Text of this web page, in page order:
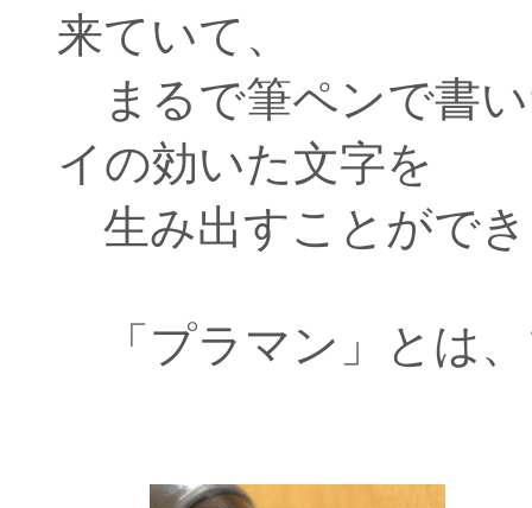
来ていて、
まるで筆ペンで書
イの効いた文字を
生み出すことがで
「プラマン」とは